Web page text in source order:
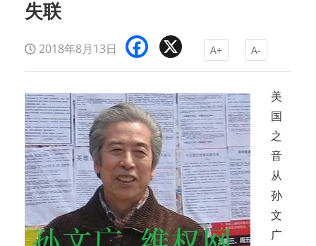
失联
2018年8月13日 Facebook A+ A-
美
国
之
音
从
孙
文
广